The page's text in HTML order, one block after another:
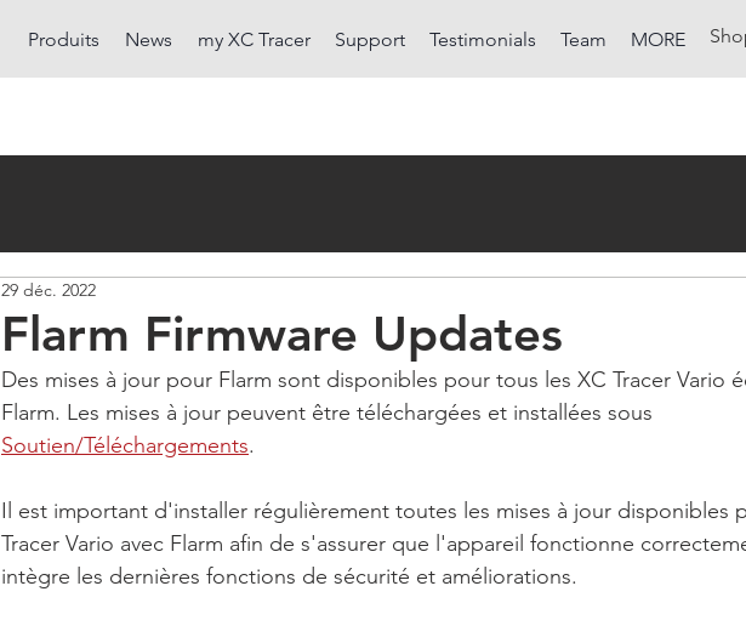
Produits News my XC Tracer Support Testimonials Team MORE
Flarm Firmware Updates
29 déc. 2022
Des mises à jour pour Flarm sont disponibles pour tous les XC Tracer Vario
Flarm. Les mises à jour peuvent être téléchargées et installées sous
Soutien/Téléchargements.
Il est important d'installer régulièrement toutes les mises à jour disponibles
Tracer Vario avec Flarm afin de s'assurer que l'appareil fonctionne
intègre les dernières fonctions de sécurité et améliorations.